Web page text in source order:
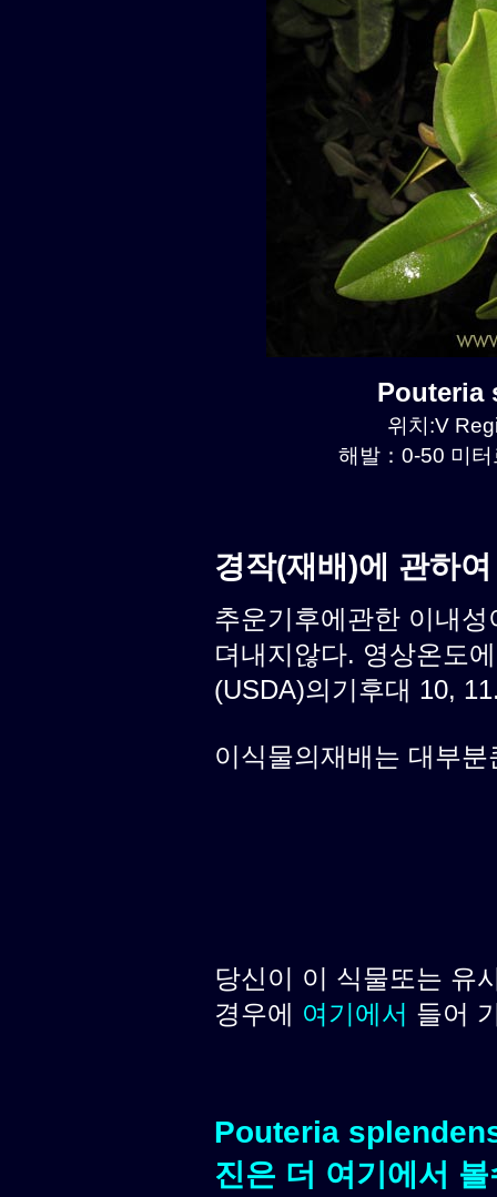
Pouteria
위치:V
해발：0-50 미
경작(재배)에 관하
추운기후에관한 이내
뎌내지않다. 영상온도
(USDA)의기후대 10,
이식물의재배는 대부
당신이 이 식물또는 유
경우에 여기에서 들어
Pouteria
진은 더 여기에서